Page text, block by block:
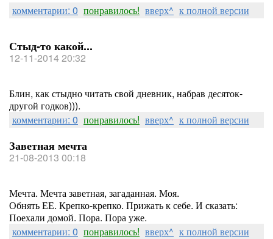
комментарии: 0 понравилось! вверх^ к полной версии
Стыд-то какой...
12-11-2014 20:32
Блин, как стыдно читать свой дневник, набрав десяток-
другой годков))).
комментарии: 0 понравилось! вверх^ к полной версии
Заветная мечта
21-08-2013 00:18
Мечта. Мечта заветная, загаданная. Моя.
Обнять ЕЕ. Крепко-крепко. Прижать к себе. И сказать:
Поехали домой. Пора. Пора уже.
комментарии: 0 понравилось! вверх^ к полной версии